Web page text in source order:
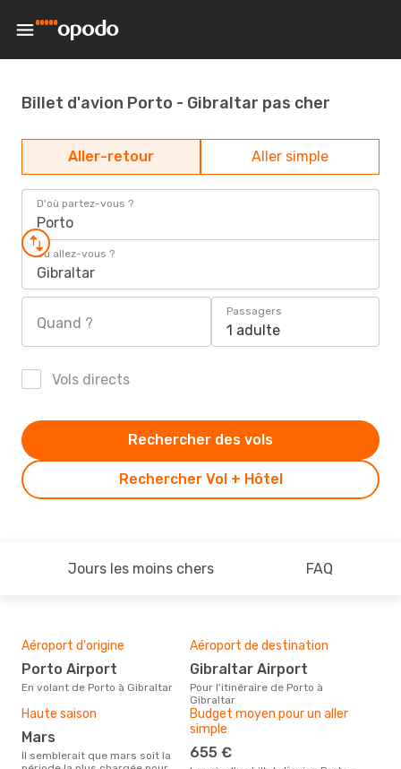
Billet d'avion Porto - Gibraltar pas cher
Aller-retour Aller simple
D'où partez-vous ?
Porto
Où allez-vous ?
Gibraltar
Quand ?
Passagers
1 adulte
Vols directs
Rechercher Vol + Hôtel
Rechercher des vols
Jours les moins chers FAQ
Aéroport d'origine
Porto Airport
En volant de Porto à Gibraltar
Aéroport de destination
Gibraltar Airport
Pour l'itinéraire de Porto à
Gibraltar
Haute saison
mars
Il semblerait que mars soit la
Budget moyen pour un aller
simple
655 €